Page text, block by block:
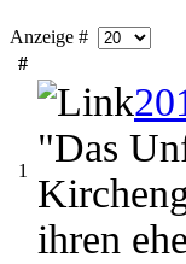
Anzeige #
#
1
"Das
ihren